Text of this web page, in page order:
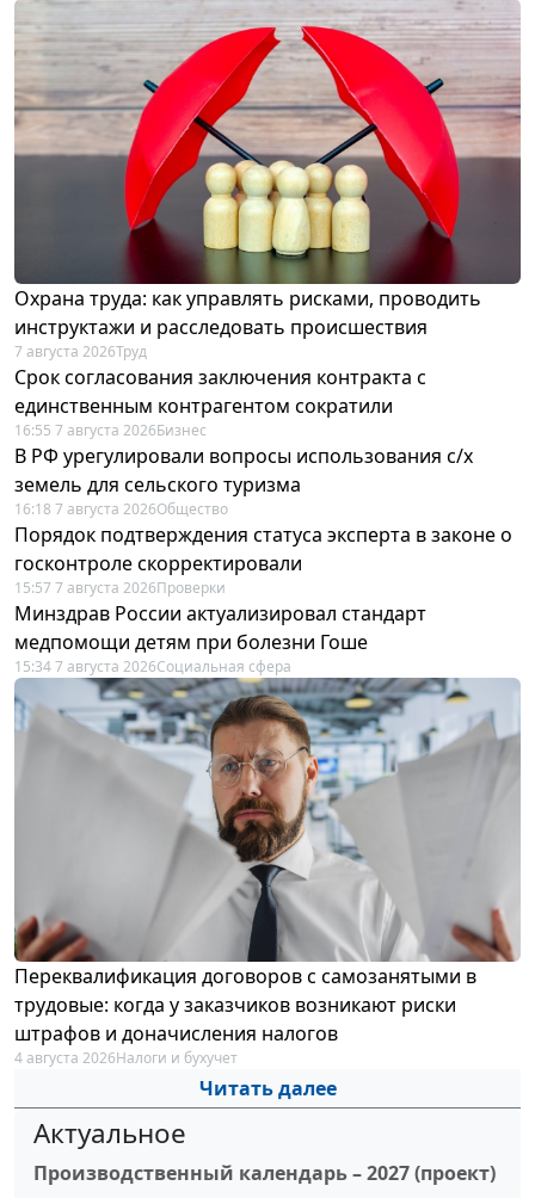
Охрана труда: как управлять рисками, проводить
инструктажи и расследовать происшествия
7 августа 2026Труд
Срок согласования заключения контракта с
единственным контрагентом сократили
16:55 7 августа 2026Бизнес
В РФ урегулировали вопросы использования с/х
земель для сельского туризма
16:18 7 августа 2026Общество
Порядок подтверждения статуса эксперта в законе о
госконтроле скорректировали
15:57 7 августа 2026Проверки
Минздрав России актуализировал стандарт
медпомощи детям при болезни Гоше
15:34 7 августа 2026Социальная сфера
Переквалификация договоров с самозанятыми в
трудовые: когда у заказчиков возникают риски
штрафов и доначисления налогов
4 августа 2026Налоги и бухучет
Читать далее
Актуальное
Производственный календарь – 2027 (проект)